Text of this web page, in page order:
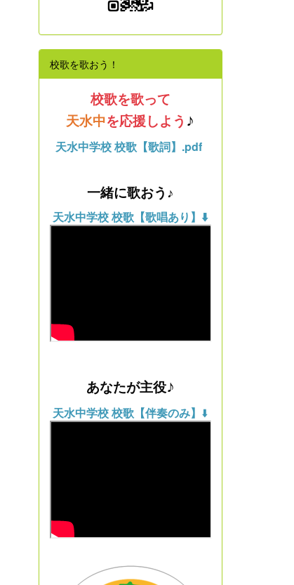
校歌を歌おう！
校歌を歌って
天水中を応援しよう ♪
天水中学校 校歌【歌詞】.pdf
一緒に歌おう ♪
天水中学校 校歌【歌唱あり】⬇️
あなたが主役♪
天水中学校 校歌【伴奏のみ】 ⬇️